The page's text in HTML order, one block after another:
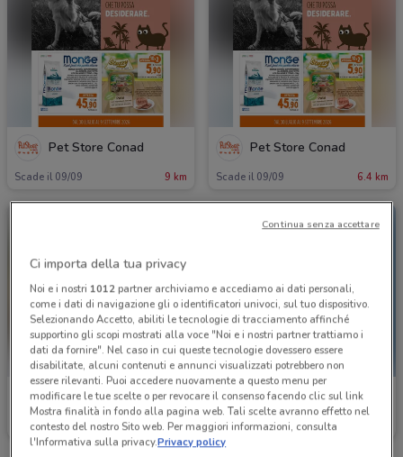
Pet Store Conad
Scade il 09/09 9 km
Pet Store Conad
Scade il 09/09 6.4 km
Ferplast
Scade il 31/12 2.1 km
Ferplast
Scade il 31/12
Ci importa della tua privacy
Noi e i nostri 1012partner archiviamo e accediamo ai dati personali,
come i dati di navigazione gli o identificatori univoci, sul tuo dispositivo.
Selezionando Accetto, abiliti le tecnologie di tracciamento affinché
supportino gli scopi mostrati alla voce "Noi e i nostri partner trattiamo i
dati da fornire". Nel caso in cui queste tecnologie dovessero essere
disabilitate, alcuni contenuti e annunci visualizzati potrebbero non
essere rilevanti. Puoi accedere nuovamente a questo menu per
modificare le tue scelte o per revocare il consenso facendo clic sul link
Mostra finalità in fondo alla pagina web. Tali scelte avranno effetto nel
contesto del nostro Sito web. Per maggiori informazioni, consulta
l'Informativa sulla privacy.Privacy policy
Continua senza accettare